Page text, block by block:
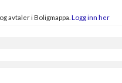
avtaler i Boligmappa. Logg inn her